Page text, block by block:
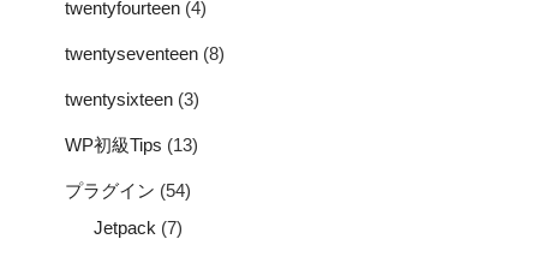
twentyfourteen (4)
twentyseventeen (8)
twentysixteen (3)
WP初級Tips (13)
プラグイン (54)
Jetpack (7)